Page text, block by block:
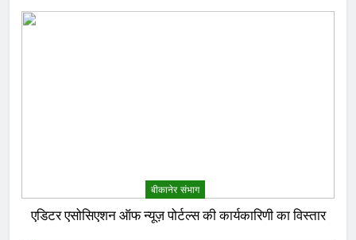
बीकानेर संभाग
एडिटर एसोसिएशन ऑफ न्यूज़ पोर्टल्स की कार्यकारिणी का विस्तार